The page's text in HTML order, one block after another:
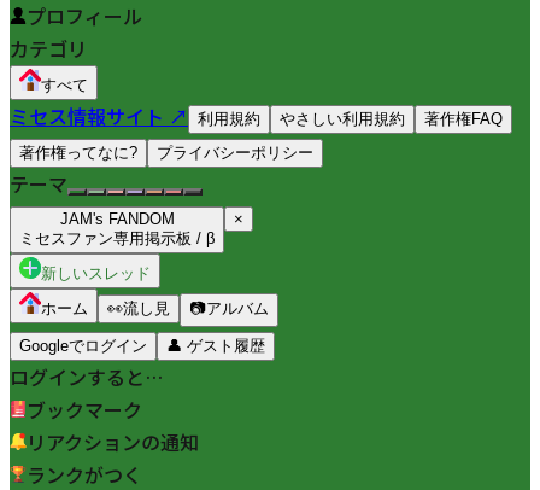
プロフィール
カテゴリ
すべて
ミセス情報サイト ↗ 利用規約 やさしい利用規約
著作権FAQ
著作権ってなに?
プライバシーポリシー
テーマ
JAM's FANDOM
ミセスファン専用掲示板 / β
×
新しいスレッド
ホーム
👀流し見 📷アルバム
Googleでログイン 👤 ゲスト履歴
ログインすると…
ブックマーク
リアクションの通知
ランクがつく